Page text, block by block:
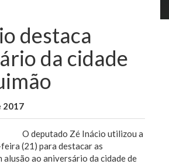
destaca
da cidade
2017
O deputado Zé Inácio utilizou a
(21) para destacar as
alusão ao aniversário da cidade de